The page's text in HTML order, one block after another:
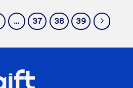
… 37 38 39